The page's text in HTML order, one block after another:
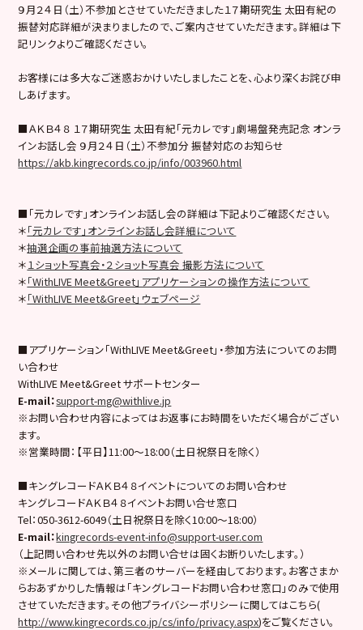
９月２４日（土）不参加とさせていただきました１７期研究生 太田有紀の
振替対応詳細が決まりましたので、ご案内させていただきます。詳細は下
記リンクよりご確認ください。
お客様には多大なご迷惑おかけいたしましたことを、心より深くお詫び申
しあげます。
■ＡＫＢ４８ １７期研究生 太田有紀「元カレです」劇場盤発売記念 オンラ
インお話し会 ９月２４日（土）不参加分 振替対応のお知らせ
https://akb.kingrecords.co.jp/info/003960.html
■「元カレです」オンラインお話し会の詳細は下記よりご確認ください。
＊「元カレです」オンラインお話し会詳細について
＊抽選企画の事前抽選方法について
＊１ショット写真会・２ショット写真会 撮影方法について
＊「WithLIVE Meet&Greet」アプリケーションの操作方法について
＊「WithLIVE Meet&Greet」ウェブページ
■アプリケーション「WithLIVE Meet&Greet」・参加方法についてのお問
い合わせ
WithLIVE Meet&Greet サポートセンター
E-mail：support-mg@withlive.jp
※お問い合わせ内容によってはお返事にお時間をいただく場合がござい
ます。
※営業時間：【平日】11:00〜18:00（土日祝祭日を除く）
■キングレコードＡＫＢ４８イベントについてのお問い合わせ
キングレコードＡＫＢ４８イベントお問い合せ窓口
Tel：050-3612-6049（土日祝祭日を除く10:00〜18:00）
E-mail：kingrecords-event-info@support-user.com
（上記問い合わせ先以外のお問い合せは固くお断りいたします。）
※メールに関しては、第三者のサーバーを経由しております。お客さまか
らおあずかりした情報は「キングレコードお問い合わせ窓口」のみで使用
させていただきます。その他プライバシーポリシーに関してはこちら(
http://www.kingrecords.co.jp/cs/info/privacy.aspx)をご覧ください。